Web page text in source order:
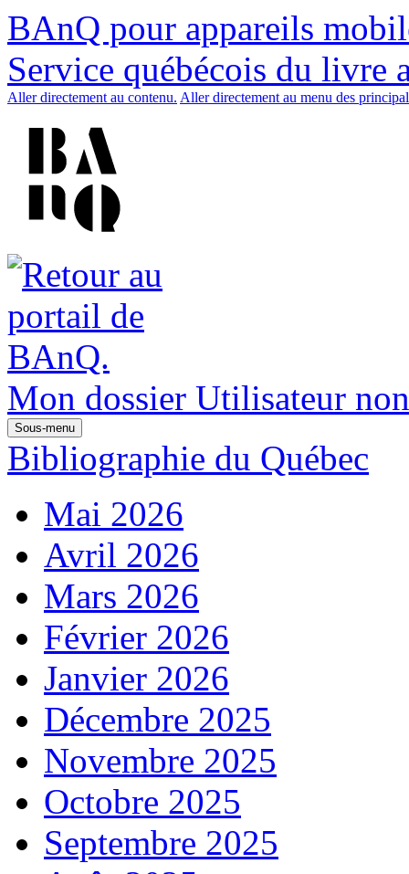
BAnQ pour appareils
Service québécois du livre
Aller directement au contenu. Aller directement au menu des
Mon dossier Utilisateur
Sous-menu
Bibliographie du Québec
Mai 2026
Avril 2026
Mars 2026
Février 2026
Janvier 2026
Décembre 2025
Novembre 2025
Octobre 2025
Septembre 2025